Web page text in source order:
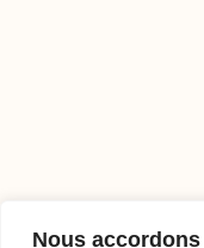
Nous